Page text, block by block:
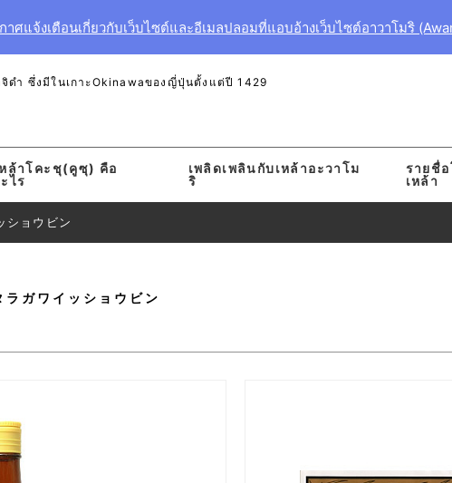
าศแจ้งเตือนเกี่ยวกับเว็บไซต์และอีเมลปลอมที่แอบอ้างเว็บไซต์อาวาโมริ
ดำ ซึ่งมีในเกาะOkinawaของญี่ปุ่นตั้งแต่ปี 1429
หล้าโคะชุ(คูซุ) คือ
ไร
เพลิดเพลินกับเหล้าอะวาโม
ริ
รายชื่
เหล้า
ショウビン
ラガワイッショウビン